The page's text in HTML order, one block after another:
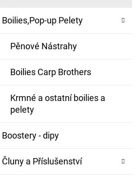
Boilies,Pop-up Pelety
Pěnové Nástrahy
Boilies Carp Brothers
Krmné a ostatní boilies a
pelety
Boostery - dipy
Čluny a Příslušenství
RIG PLUS 25LB
79 Kč